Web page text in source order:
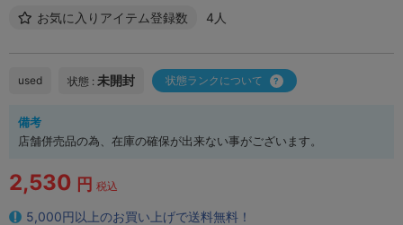
お気に入りアイテム登録数 4人
used 状態 : 未開封 状態ランクについて
備考
店舗併売品の為、在庫の確保が出来ない事がございます。
2,530 円 税込
5,000円以上のお買い上げで送料無料！